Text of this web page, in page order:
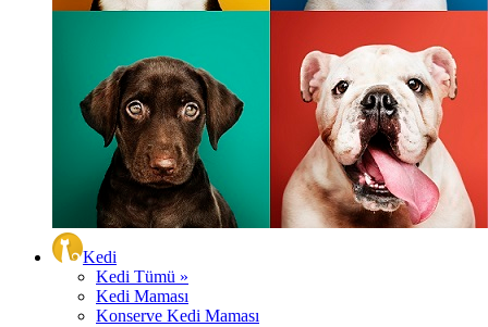
Kedi
Kedi Tümü »
Kedi Maması
Konserve Kedi Maması